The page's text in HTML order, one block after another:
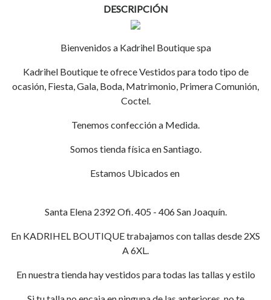
DESCRIPCIÓN
Bienvenidos a Kadrihel Boutique spa
Kadrihel Boutique te ofrece Vestidos para todo tipo de
ocasión, Fiesta, Gala, Boda, Matrimonio, Primera Comunión,
Coctel.
Tenemos confección a Medida.
Somos tienda física en Santiago.
Estamos Ubicados en
Santa Elena 2392 Ofi. 405 - 406 San Joaquín.
En KADRIHEL BOUTIQUE trabajamos con tallas desde 2XS
A 6XL.
En nuestra tienda hay vestidos para todas las tallas y estilo